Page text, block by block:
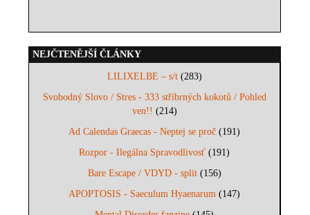
NEJČTENĚJŠÍ ČLÁNKY
LILIXELBE – s/t(283)
Svobodný Slovo / Stres - 333 stříbrných kokotů / Pohled
ven!! (214)
Ad Calendas Graecas - Neptej se proč (191)
Rozpor - Ilegálna Spravodlivosť (191)
Bare Escape / VDYD - split(156)
APOPTOSIS - Saeculum Hyaenarum (147)